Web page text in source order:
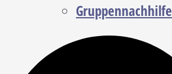
Gruppennachhilfe